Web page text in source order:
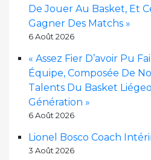
De Jouer Au Basket, Et
Gagner Des Matchs »
6 Août 2026
« Assez Fier D’avoir Pu
Équipe, Composée De
Talents Du Basket
Génération »
6 Août 2026
Lionel Bosco Coach
3 Août 2026